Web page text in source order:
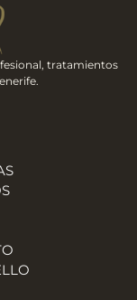
tratamientos